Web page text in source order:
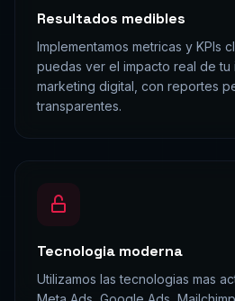
Resultados medibles
Implementamos metricas y KPIs
puedas ver el impacto real de tu
marketing digital, con reportes
transparentes.
Tecnologia moderna
Utilizamos las tecnologias mas